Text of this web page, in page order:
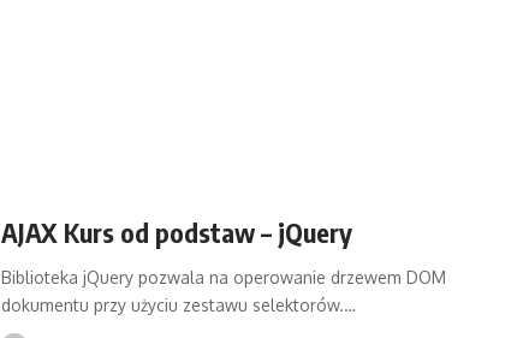
AJAX Kurs od podstaw – jQuery
Biblioteka jQuery pozwala na operowanie drzewem DOM
dokumentu przy użyciu zestawu selektorów.…